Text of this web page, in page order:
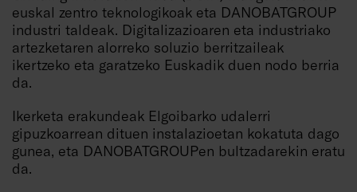
euskal zentro teknologikoak eta DANOBATGROUP
industri taldeak. Digitalizazioaren eta industriako
artezketaren alorreko soluzio berritzaileak
ikertzeko eta garatzeko Euskadik duen nodo berria
da.
Ikerketa erakundeak Elgoibarko udalerri
gipuzkoarrean dituen instalazioetan kokatuta dago
gunea, eta DANOBATGROUPen bultzadarekin eratu
da.